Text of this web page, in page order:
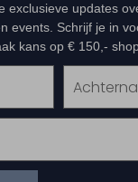
exclusieve updates
events. Schrijf je in
kans op € 150,-